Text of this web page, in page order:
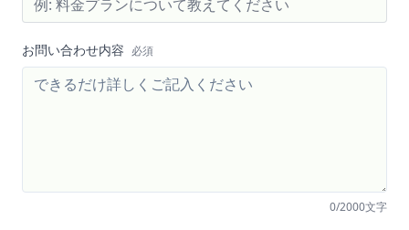
お問い合わせ内容 必須
0/2000文字